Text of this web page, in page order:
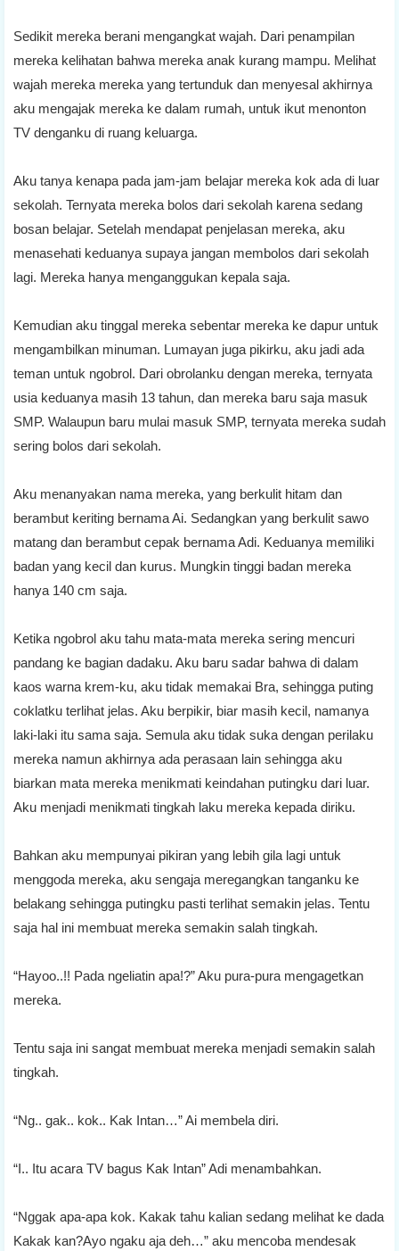
Sedikit mereka berani mengangkat wajah. Dari penampilan
mereka kelihatan bahwa mereka anak kurang mampu. Melihat
wajah mereka mereka yang tertunduk dan menyesal akhirnya
aku mengajak mereka ke dalam rumah, untuk ikut menonton
TV denganku di ruang keluarga.
Aku tanya kenapa pada jam-jam belajar mereka kok ada di luar
sekolah. Ternyata mereka bolos dari sekolah karena sedang
bosan belajar. Setelah mendapat penjelasan mereka, aku
menasehati keduanya supaya jangan membolos dari sekolah
lagi. Mereka hanya menganggukan kepala saja.
Kemudian aku tinggal mereka sebentar mereka ke dapur untuk
mengambilkan minuman. Lumayan juga pikirku, aku jadi ada
teman untuk ngobrol. Dari obrolanku dengan mereka, ternyata
usia keduanya masih 13 tahun, dan mereka baru saja masuk
SMP. Walaupun baru mulai masuk SMP, ternyata mereka sudah
sering bolos dari sekolah.
Aku menanyakan nama mereka, yang berkulit hitam dan
berambut keriting bernama Ai. Sedangkan yang berkulit sawo
matang dan berambut cepak bernama Adi. Keduanya memiliki
badan yang kecil dan kurus. Mungkin tinggi badan mereka
hanya 140 cm saja.
Ketika ngobrol aku tahu mata-mata mereka sering mencuri
pandang ke bagian dadaku. Aku baru sadar bahwa di dalam
kaos warna krem-ku, aku tidak memakai Bra, sehingga puting
coklatku terlihat jelas. Aku berpikir, biar masih kecil, namanya
laki-laki itu sama saja. Semula aku tidak suka dengan perilaku
mereka namun akhirnya ada perasaan lain sehingga aku
biarkan mata mereka menikmati keindahan putingku dari luar.
Aku menjadi menikmati tingkah laku mereka kepada diriku.
Bahkan aku mempunyai pikiran yang lebih gila lagi untuk
menggoda mereka, aku sengaja meregangkan tanganku ke
belakang sehingga putingku pasti terlihat semakin jelas. Tentu
saja hal ini membuat mereka semakin salah tingkah.
“Hayoo..!! Pada ngeliatin apa!?” Aku pura-pura mengagetkan
mereka.
Tentu saja ini sangat membuat mereka menjadi semakin salah
tingkah.
“Ng.. gak.. kok.. Kak Intan…” Ai membela diri.
“I.. Itu acara TV bagus Kak Intan” Adi menambahkan.
“Nggak apa-apa kok. Kakak tahu kalian sedang melihat ke dada
Kakak kan?Ayo ngaku aja deh…” aku mencoba mendesak